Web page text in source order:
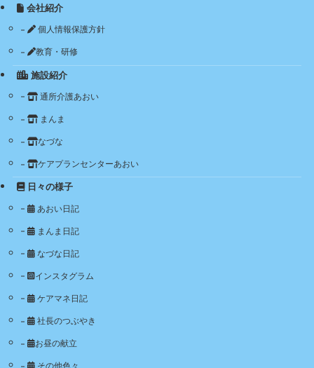
会社紹介
個人情報保護方針
教育・研修
施設紹介
通所介護あおい
まんま
なづな
ケアプランセンターあおい
日々の様子
あおい日記
まんま日記
なづな日記
インスタグラム
ケアマネ日記
社長のつぶやき
お昼の献立
その他色々